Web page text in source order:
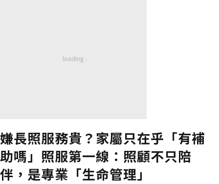
嫌長照服務貴？家屬只在乎「有補
助嗎」照服第一線：照顧不只陪
伴，是專業「生命管理」